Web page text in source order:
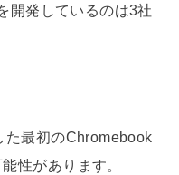
開発しているのは3社
た最初のChromebook
性があります。